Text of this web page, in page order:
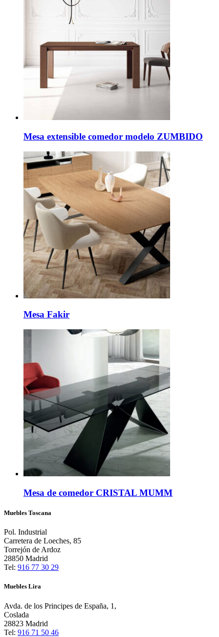
Mesa extensible comedor modelo ZUMBIDO
Mesa Fakir
Mesa de comedor CRISTAL MUMM
Muebles Toscana
Pol. Industrial
Carretera de Loeches, 85
Torrejón de Ardoz
28850 Madrid
Tel: 916 77 30 29
Muebles Lira
Avda. de los Principes de España, 1,
Coslada
28823 Madrid
Tel: 916 71 50 46